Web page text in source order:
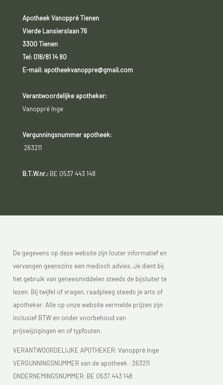
Apotheek Vanoppré Tienen
Vierde Lansierslaan 76
3300 Tienen
Tel: 016/81 14 80
E-mail: apotheekvanoppre@gmail.com
Verantwoordelijke apotheker:
Vanoppré Inge
Vergunningsnummer apotheek:
263211
B.T.W.nr.:BE 0537 443 148
De gegevens op deze website zijn louter informatief en
vervangen geenszins een medisch advies. Je dient bij
het gebruik van geneesmiddelen steeds de bijsluiter te
lezen. Bij twijfel of vragen, raadpleeg steeds je arts of
apotheker. Alle op onze website vermelde prijzen zijn
inclusief BTW en onder voorbehoud van
prijswijzigingen en of typfouten.
VERANTWOORDELIJKE APOTHEKER: Vanoppré Inge
VERGUNNINGSNUMMER van de apotheek : 263211
ONDERNEMINGSNUMMER: BE 0537 443 148